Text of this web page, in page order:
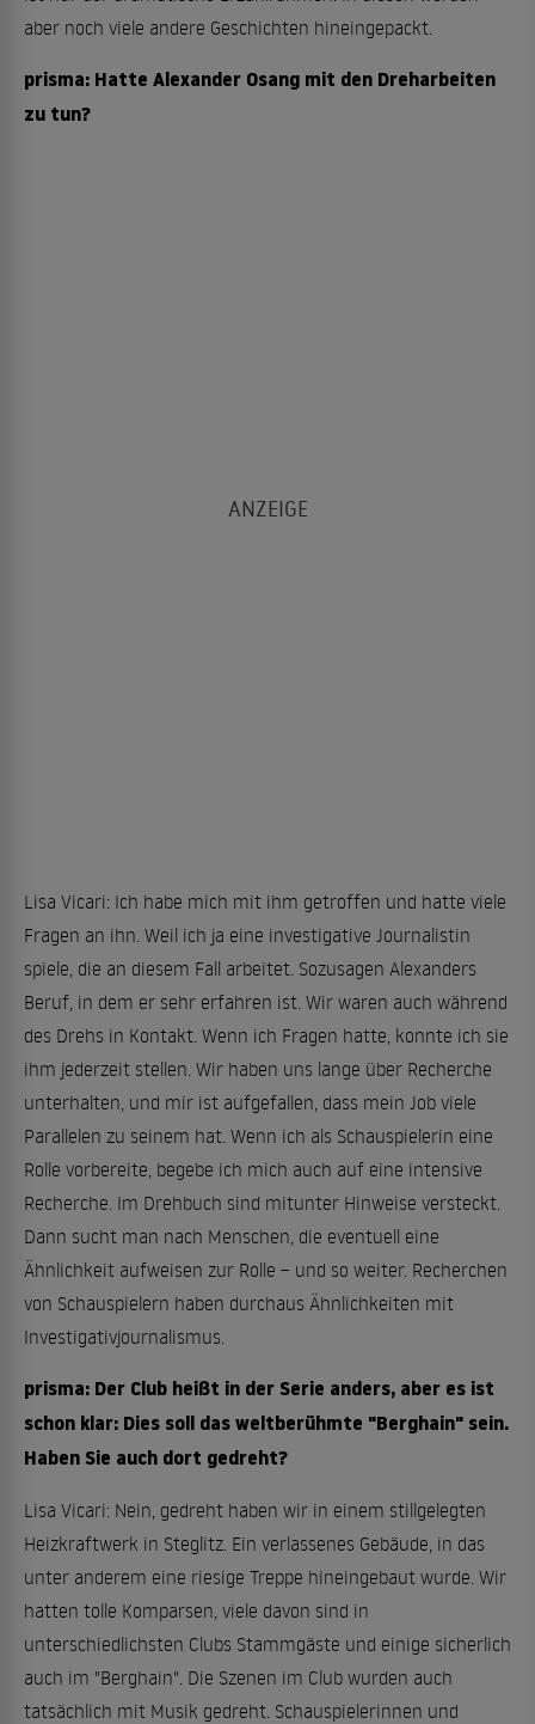
aber noch viele andere Geschichten hineingepackt.
prisma: Hatte Alexander Osang mit den Dreharbeiten
zu tun?
Lisa Vicari: Ich habe mich mit ihm getroffen und hatte viele
Fragen an ihn. Weil ich ja eine investigative Journalistin
spiele, die an diesem Fall arbeitet. Sozusagen Alexanders
Beruf, in dem er sehr erfahren ist. Wir waren auch während
des Drehs in Kontakt. Wenn ich Fragen hatte, konnte ich sie
ihm jederzeit stellen. Wir haben uns lange über Recherche
unterhalten, und mir ist aufgefallen, dass mein Job viele
Parallelen zu seinem hat. Wenn ich als Schauspielerin eine
Rolle vorbereite, begebe ich mich auch auf eine intensive
Recherche. Im Drehbuch sind mitunter Hinweise versteckt.
Dann sucht man nach Menschen, die eventuell eine
Ähnlichkeit aufweisen zur Rolle – und so weiter. Recherchen
von Schauspielern haben durchaus Ähnlichkeiten mit
Investigativjournalismus.
prisma: Der Club heißt in der Serie anders, aber es ist
schon klar: Dies soll das weltberühmte "Berghain" sein.
Haben Sie auch dort gedreht?
Lisa Vicari: Nein, gedreht haben wir in einem stillgelegten
Heizkraftwerk in Steglitz. Ein verlassenes Gebäude, in das
unter anderem eine riesige Treppe hineingebaut wurde. Wir
hatten tolle Komparsen, viele davon sind in
unterschiedlichsten Clubs Stammgäste und einige sicherlich
auch im "Berghain". Die Szenen im Club wurden auch
tatsächlich mit Musik gedreht. Schauspielerinnen und